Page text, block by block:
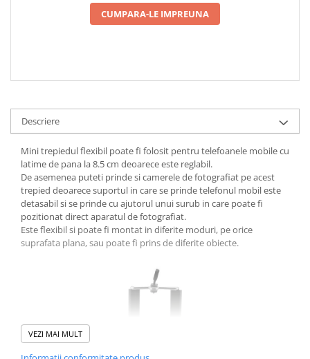
CUMPARA-LE IMPREUNA
Descriere
Mini trepiedul flexibil poate fi folosit pentru telefoanele mobile cu
latime de pana la 8.5 cm deoarece este reglabil.
De asemenea puteti prinde si camerele de fotografiat pe acest
trepied deoarece suportul in care se prinde telefonul mobil este
detasabil si se prinde cu ajutorul unui surub in care poate fi
pozitionat direct aparatul de fotografiat.
Este flexibil si poate fi montat in diferite moduri, pe orice
suprafata plana, sau poate fi prins de diferite obiecte.
VEZI MAI MULT